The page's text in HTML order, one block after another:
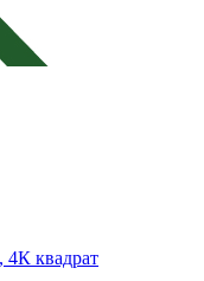
4К квадрат